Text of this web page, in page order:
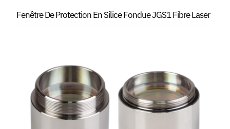
Fenêtre De Protection En Silice Fondue JGS1 Fibre Laser